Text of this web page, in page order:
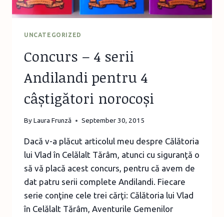
UNCATEGORIZED
Concurs – 4 serii
Andilandi pentru 4
câștigători norocoși
ByLaura Frunză September 30, 2015
Dacă v-a plăcut articolul meu despre Călătoria
lui Vlad în Celălalt Tărâm, atunci cu siguranţă o
să vă placă acest concurs, pentru că avem de
dat patru serii complete Andilandi. Fiecare
serie conţine cele trei cărţi: Călătoria lui Vlad
în Celălalt Tărâm, Aventurile Gemenilor